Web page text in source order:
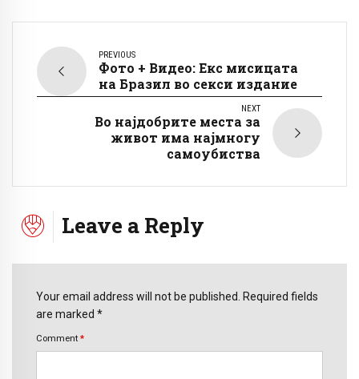
PREVIOUS
Фото + Видео: Екс мисицата
на Бразил во секси издание
NEXT
Во најдобрите места за
живот има најмногу
самоубиства
Leave a Reply
Your email address will not be published. Required fields
are marked *
Comment *